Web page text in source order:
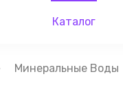
Каталог
Минеральные Воды